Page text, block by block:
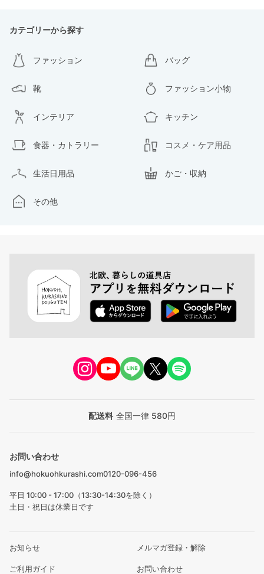
カテゴリーから探す
ファッション バッグ
靴 ファッション小物
インテリア キッチン
食器・カトラリー コスメ・ケア用品
生活日用品 かご・収納
その他
配送料 全国一律 580円
お問い合わせ
info@hokuohkurashi.com0120-096-456
平日 10:00 - 17:00（13:30-14:30を除く）
土日・祝日は休業日です
お知らせ メルマガ登録・解除
ご利用ガイド お問い合わせ